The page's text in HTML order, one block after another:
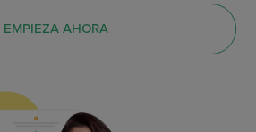
EMPIEZA AHORA